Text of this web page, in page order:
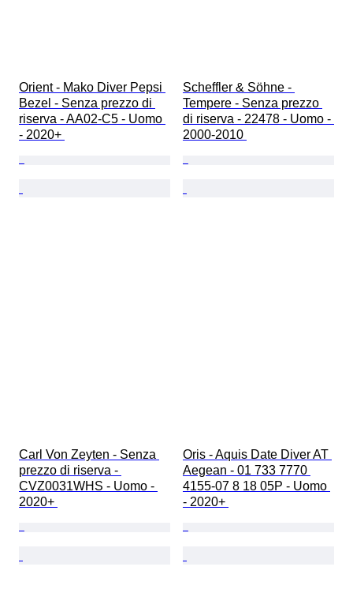
Orient - Mako Diver Pepsi
Bezel - Senza prezzo di
riserva - AA02-C5 - Uomo
- 2020+
Scheffler & Söhne -
Tempere - Senza prezzo
di riserva - 22478 - Uomo -
2000-2010
Carl Von Zeyten - Senza
prezzo di riserva -
CVZ0031WHS - Uomo -
2020+
Oris - Aquis Date Diver AT
Aegean - 01 733 7770
4155-07 8 18 05P - Uomo
- 2020+